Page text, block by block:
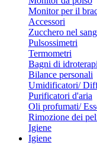
Monitor per il
Accessori
Zucchero nel
Pulsossimetri
Termometri
Bagni di
Bilance personali
Umidificatori/
Purificatori d'aria
Oli profumati/
Rimozione dei
Igiene
Igiene